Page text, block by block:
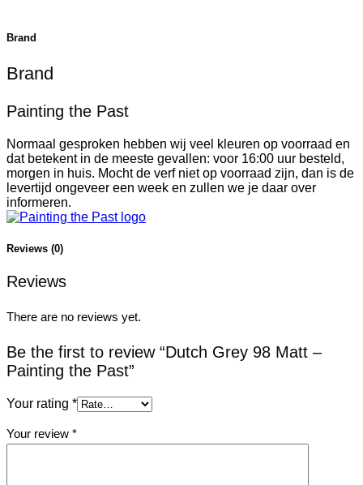
Brand
Brand
Painting the Past
Normaal gesproken hebben wij veel kleuren op voorraad en
dat betekent in de meeste gevallen: voor 16:00 uur besteld,
morgen in huis. Mocht de verf niet op voorraad zijn, dan is de
levertijd ongeveer een week en zullen we je daar over
informeren.
Reviews (0)
Reviews
There are no reviews yet.
Be the first to review “Dutch Grey 98 Matt –
Painting the Past”
Your rating *
Your review *